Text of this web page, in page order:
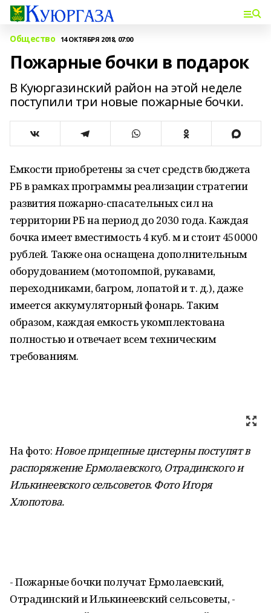
Общество 14 ОКТЯБРЯ 2018, 07:00
Пожарные бочки в подарок
В Куюргазинский район на этой неделе
поступили три новые пожарные бочки.
Емкости приобретены за счет средств бюджета
РБ в рамках программы реализации стратегии
развития пожарно-спасательных сил на
территории РБ на период до 2030 года. Каждая
бочка имеет вместимость 4 куб. м и стоит 450000
рублей. Также она оснащена дополнительным
оборудованием (мотопомпой, рукавами,
переходниками, багром, лопатой и т. д.), даже
имеется аккумуляторный фонарь. Таким
образом, каждая емкость укомплектована
полностью и отвечает всем техническим
требованиям.
На фото:Новое прицепные цистерны поступят в
распоряжение Ермолаевского, Отрадинского и
Илькинеевского сельсоветов. Фото Игоря
Хлопотова.
- Пожарные бочки получат Ермолаевский,
Отрадинский и Илькинеевский сельсоветы, -